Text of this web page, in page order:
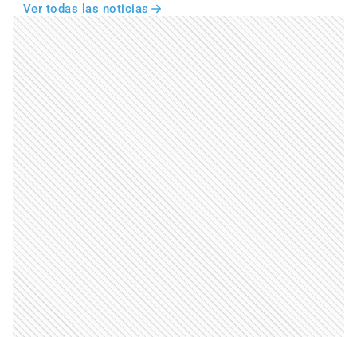
Ver todas las noticias